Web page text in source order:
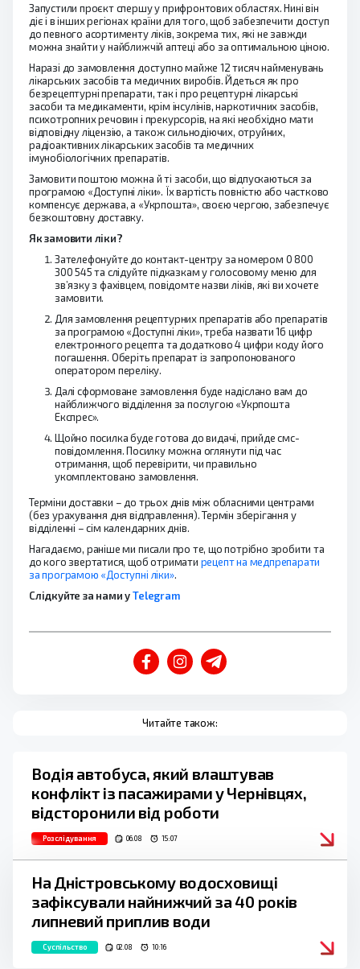
Запустили проєкт спершу у прифронтових областях. Нині він
діє і в інших регіонах країни для того, щоб забезпечити доступ
до певного асортименту ліків, зокрема тих, які не завжди
можна знайти у найближчій аптеці або за оптимальною ціною.
Наразі до замовлення доступно майже 12 тисяч найменувань
лікарських засобів та медичних виробів. Йдеться як про
безрецептурні препарати, так і про рецептурні лікарські
засоби та медикаменти, крім інсулінів, наркотичних засобів,
психотропних речовин і прекурсорів, на які необхідно мати
відповідну ліцензію, а також сильнодіючих, отруйних,
радіоактивних лікарських засобів та медичних
імунобіологічних препаратів.
Замовити поштою можна й ті засоби, що відпускаються за
програмою «Доступні ліки». Їх вартість повністю або частково
компенсує держава, а «Укрпошта», своєю чергою, забезпечує
безкоштовну доставку.
Як замовити ліки?
Зателефонуйте до контакт-центру за номером 0 800
300 545 та слідуйте підказкам у голосовому меню для
зв’язку з фахівцем, повідомте назви ліків, які ви хочете
замовити.
Для замовлення рецептурних препаратів або препаратів
за програмою «Доступні ліки», треба назвати 16 цифр
електронного рецепта та додатково 4 цифри коду його
погашення. Оберіть препарат із запропонованого
оператором переліку.
Далі сформоване замовлення буде надіслано вам до
найближчого відділення за послугою «Укрпошта
Експрес».
Щойно посилка буде готова до видачі, прийде смс-
повідомлення. Посилку можна оглянути під час
отримання, щоб перевірити, чи правильно
укомплектовано замовлення.
Терміни доставки – до трьох днів між обласними центрами
(без урахування дня відправлення). Термін зберігання у
відділенні – сім календарних днів.
Нагадаємо, раніше ми писали про те, що потрібно зробити та
до кого звертатися, щоб отримати рецепт на медпрепарати
за програмою «Доступні ліки».
Слідкуйте за нами уTelegram
Читайте також:
Водія автобуса, який влаштував
конфлікт із пасажирами у Чернівцях,
відсторонили від роботи
Розслідування 06.08 15:07
На Дністровському водосховищі
зафіксували найнижчий за 40 років
липневий приплив води
Суспільство 02.08 10:16